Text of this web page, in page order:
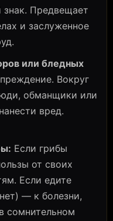
знак. Предвещает
и заслуженное
или бледных
Вокруг
обманщики или
вред.
Если грибы
от своих
Если едите
— к болезни,
сомнительном